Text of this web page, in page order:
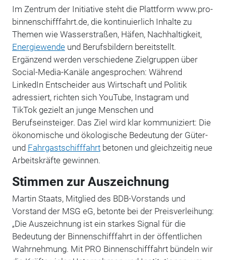
Im Zentrum der Initiative steht die Plattform www.pro-
binnenschifffahrt.de, die kontinuierlich Inhalte zu
Themen wie Wasserstraßen, Häfen, Nachhaltigkeit,
Energiewendeund Berufsbildern bereitstellt.
Ergänzend werden verschiedene Zielgruppen über
Social-Media-Kanäle angesprochen: Während
LinkedIn Entscheider aus Wirtschaft und Politik
adressiert, richten sich YouTube, Instagram und
TikTok gezielt an junge Menschen und
Berufseinsteiger. Das Ziel wird klar kommuniziert: Die
ökonomische und ökologische Bedeutung der Güter-
und Fahrgastschifffahrtbetonen und gleichzeitig neue
Arbeitskräfte gewinnen.
Stimmen zur Auszeichnung
Martin Staats, Mitglied des BDB-Vorstands und
Vorstand der MSG eG, betonte bei der Preisverleihung:
„Die Auszeichnung ist ein starkes Signal für die
Bedeutung der Binnenschifffahrt in der öffentlichen
Wahrnehmung. Mit PRO Binnenschifffahrt bündeln wir